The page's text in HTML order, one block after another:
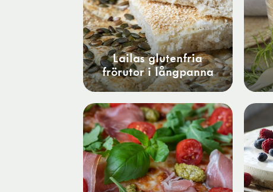
Lailas glutenfria
frörutor i långpanna